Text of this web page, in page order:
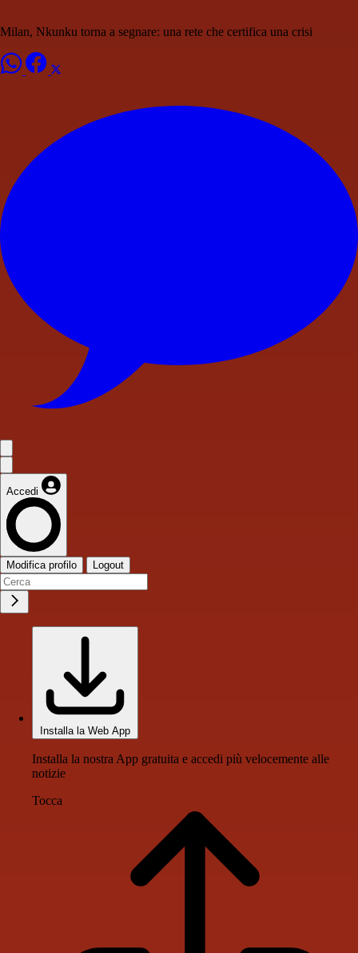
Milan, Nkunku torna a segnare: una rete che certifica una crisi
Accedi
Modifica profilo Logout
Installa la Web App
Installa la nostra App gratuita e accedi più velocemente alle
notizie
Tocca